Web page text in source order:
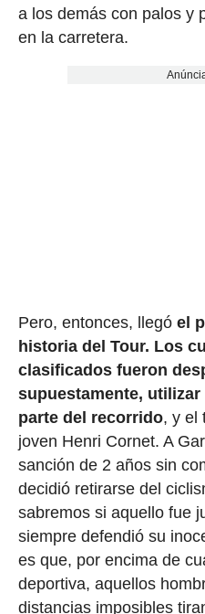
a los demás con palos y
en la carretera.
Pero, entonces, llegó el
historia del Tour. Los
clasificados fueron
supuestamente,
parte del recorrido, y el
joven Henri Cornet. A
sanción de 2 años sin
decidió retirarse del
sabremos si aquello fue
siempre defendió su
es que, por encima de
deportiva, aquellos
distancias imposibles